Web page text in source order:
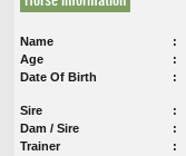
Name
Age
Date Of Birth
Sire
Dam / Sire
Trainer